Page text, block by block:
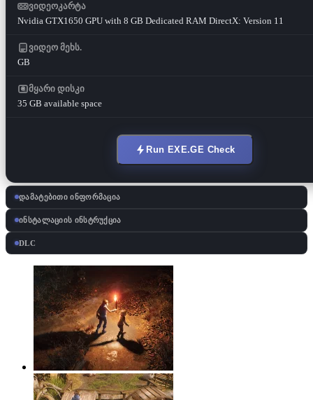
ვიდეოკარტა
Nvidia GTX1650 GPU with 8 GB Dedicated RAM DirectX: Version 11
ვიდეო მეხს.
GB
მყარი დისკი
35 GB available space
Run EXE.GE Check
დამატებითი ინფორმაცია
ინსტალაციის ინსტრუქცია
DLC